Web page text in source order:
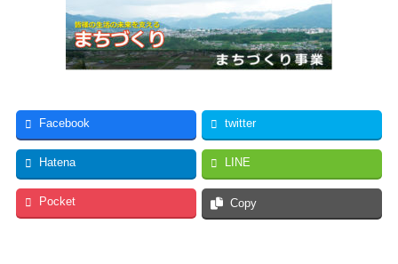
Facebook twitter
Hatena LINE
Pocket Copy